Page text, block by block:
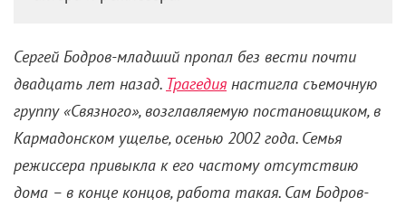
Сергей Бодров-младший пропал без вести почти
двадцать лет назад. Трагедия настигла съемочную
группу «Связного», возглавляемую постановщиком, в
Кармадонском ущелье, осенью 2002 года. Семья
режиссера привыкла к его частому отсутствию
дома – в конце концов, работа такая. Сам Бодров-